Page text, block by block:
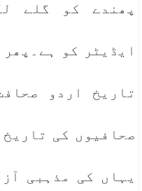
پھندے کو گلے
ایڈیٹر کو
تاریخ اردو
صحافیوں کی
یہاں کی مذہبی